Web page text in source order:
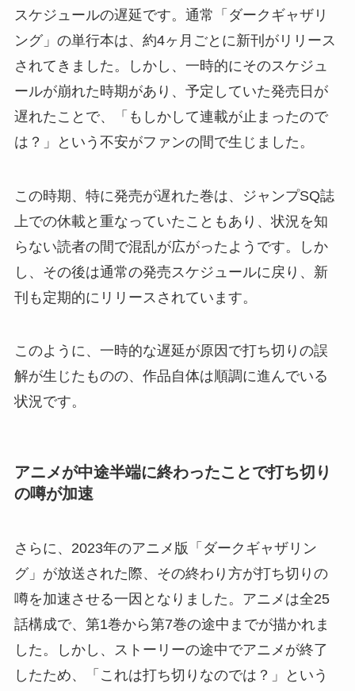
スケジュールの遅延です。通常「ダークギャザリ
ング」の単行本は、約4ヶ月ごとに新刊がリリース
されてきました。しかし、一時的にそのスケジュ
ールが崩れた時期があり、予定していた発売日が
遅れたことで、「もしかして連載が止まったので
は？」という不安がファンの間で生じました。
この時期、特に発売が遅れた巻は、ジャンプSQ誌
上での休載と重なっていたこともあり、状況を知
らない読者の間で混乱が広がったようです。しか
し、その後は通常の発売スケジュールに戻り、新
刊も定期的にリリースされています。
このように、一時的な遅延が原因で打ち切りの誤
解が生じたものの、作品自体は順調に進んでいる
状況です。
アニメが中途半端に終わったことで打ち切り
の噂が加速
さらに、2023年のアニメ版「ダークギャザリン
グ」が放送された際、その終わり方が打ち切りの
噂を加速させる一因となりました。アニメは全25
話構成で、第1巻から第7巻の途中までが描かれま
した。しかし、ストーリーの途中でアニメが終了
したため、「これは打ち切りなのでは？」という